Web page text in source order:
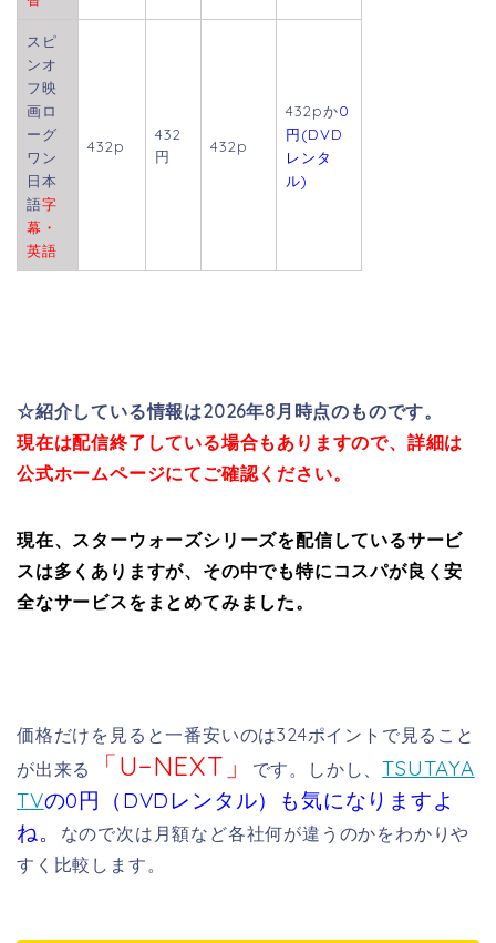
スピ
ンオ
フ映
画ロ
ーグ
ワン
日本
語字
幕・
英語
432p
432
円
432p
432pか0
円(DVD
レンタ
ル)
☆紹介している情報は2026年8月 時点のものです。
現在は配信終了している場合も ありますので、詳細は
公式ホームページにてご確認ください。
現在、スターウォーズシリーズを配信しているサービ
スは多くありますが、その中でも特にコスパが良く安
全なサービスをまとめてみました。
価格だけを見ると一番安いのは324ポイントで見ること
が出来る
「U−NEXT」 です。しかし、TSUTAYA
TVの0円（DVDレンタル）も気になりますよ
ね。
なので次は月額など各社何が違うのかをわかりや
すく比較します。